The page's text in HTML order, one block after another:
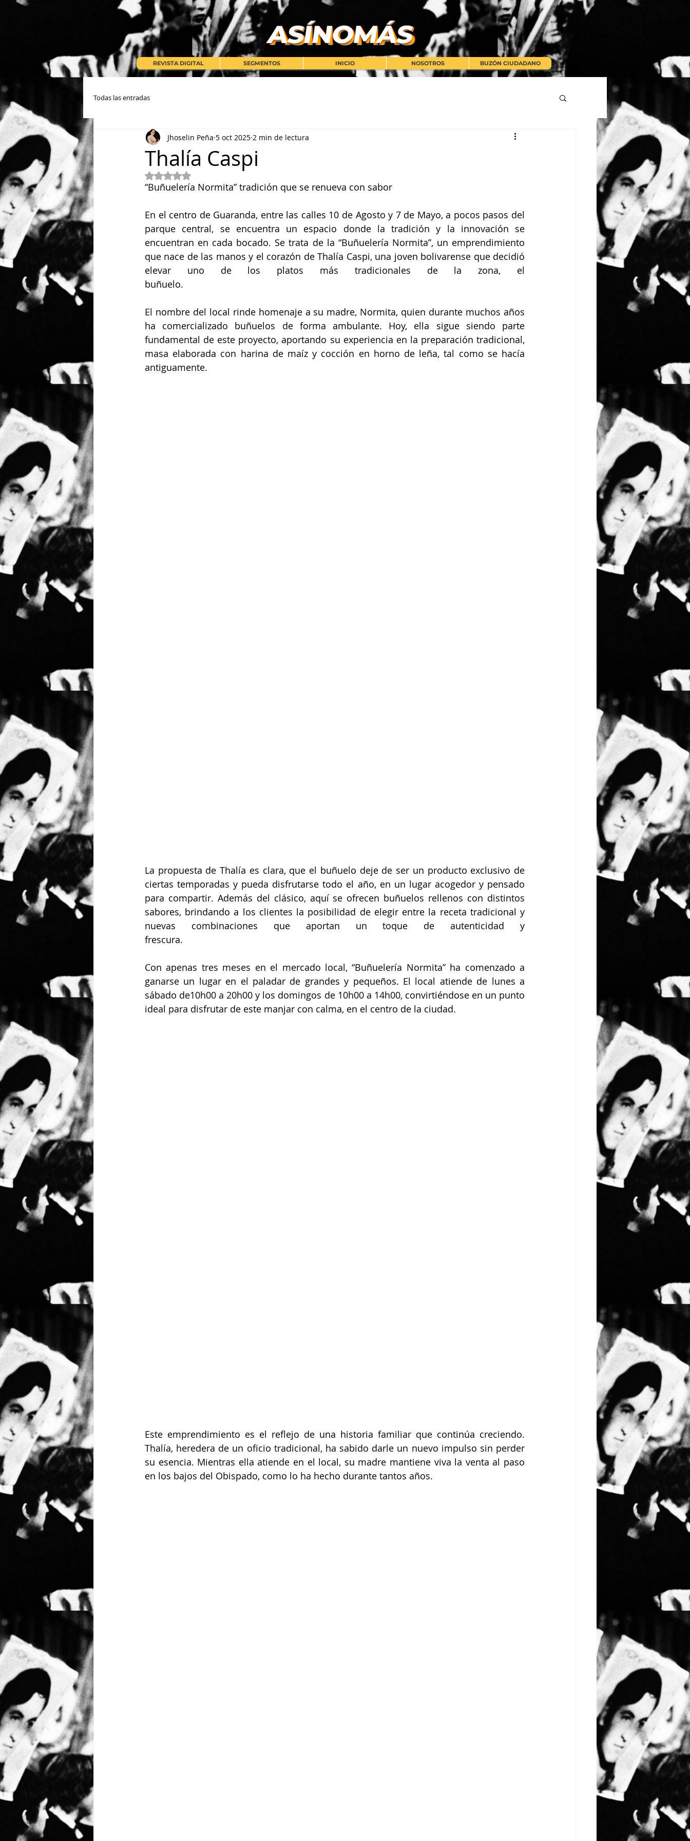
REVISTA DIGITAL SEGMENTOS INICIO NOSOTROS BUZÓN CIUDADANO
Todas las entradas
Thalía Caspi
Jhoselin Peña 5 oct 2025 2 min de lectura
Obtuvo NaN de 5 estrellas.
“Buñuelería Normita” tradición que se renueva con sabor
En el centro de Guaranda, entre las calles 10 de Agosto y 7 de Mayo, a pocos pasos del
parque central, se encuentra un espacio donde la tradición y la innovación se
encuentran en cada bocado. Se trata de la “Buñuelería Normita”, un emprendimiento
que nace de las manos y el corazón de Thalía Caspi, una joven bolivarense que decidió
elevar uno de los platos más tradicionales de la zona, el
buñuelo.
El nombre del local rinde homenaje a su madre, Normita, quien durante muchos años
ha comercializado buñuelos de forma ambulante. Hoy, ella sigue siendo parte
fundamental de este proyecto, aportando su experiencia en la preparación tradicional,
masa elaborada con harina de maíz y cocción en horno de leña, tal como se hacía
antiguamente.
La propuesta de Thalía es clara, que el buñuelo deje de ser un producto exclusivo de
ciertas temporadas y pueda disfrutarse todo el año, en un lugar acogedor y pensado
para compartir. Además del clásico, aquí se ofrecen buñuelos rellenos con distintos
sabores, brindando a los clientes la posibilidad de elegir entre la receta tradicional y
nuevas combinaciones que aportan un toque de autenticidad y
frescura.
Con apenas tres meses en el mercado local, “Buñuelería Normita” ha comenzado a
ganarse un lugar en el paladar de grandes y pequeños. El local atiende de lunes a
sábado de10h00 a 20h00 y los domingos de 10h00 a 14h00, convirtiéndose en un punto
ideal para disfrutar de este manjar con calma, en el centro de la ciudad.
Este emprendimiento es el reflejo de una historia familiar que continúa creciendo.
Thalía, heredera de un oficio tradicional, ha sabido darle un nuevo impulso sin perder
su esencia. Mientras ella atiende en el local, su madre mantiene viva la venta al paso
en los bajos del Obispado, como lo ha hecho durante tantos años.